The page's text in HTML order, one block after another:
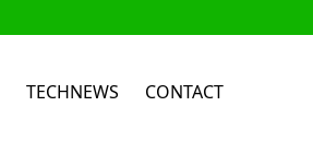
TECHNEWS CONTACT